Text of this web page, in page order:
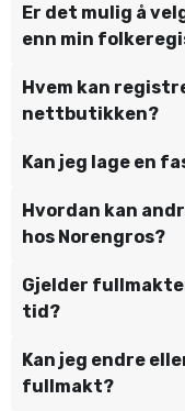
Er det mulig å
enn min
Hvem kan
nettbutikken?
Kan jeg lage en
Hvordan kan
hos Norengros?
Gjelder
tid?
Kan jeg endre
fullmakt?